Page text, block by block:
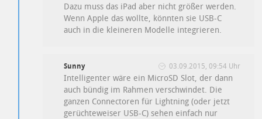
Dazu muss das iPad aber nicht größer werden.
Wenn Apple das wollte, könnten sie USB-C
auch in die kleineren Modelle integrieren.
Sunny 03.09.2015, 09:54 Uhr
Intelligenter wäre ein MicroSD Slot, der dann
auch bündig im Rahmen verschwindet. Die
ganzen Connectoren für Lightning (oder jetzt
gerüchteweiser USB-C) sehen einfach nur